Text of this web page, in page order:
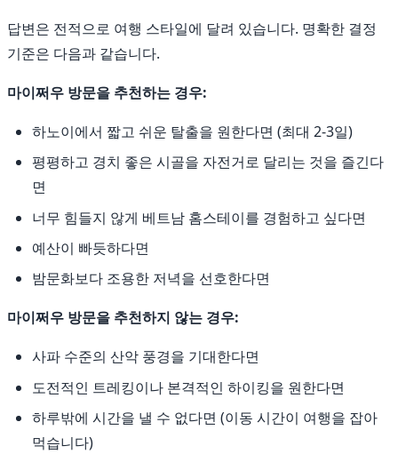
답변은 전적으로 여행 스타일에 달려 있습니다. 명확한 결정
기준은 다음과 같습니다.
마이쩌우 방문을 추천하는 경우:
하노이에서 짧고 쉬운 탈출을 원한다면 (최대 2-3일)
평평하고 경치 좋은 시골을 자전거로 달리는 것을 즐긴다
면
너무 힘들지 않게 베트남 홈스테이를 경험하고 싶다면
예산이 빠듯하다면
밤문화보다 조용한 저녁을 선호한다면
마이쩌우 방문을 추천하지 않는 경우:
사파 수준의 산악 풍경을 기대한다면
도전적인 트레킹이나 본격적인 하이킹을 원한다면
하루밖에 시간을 낼 수 없다면 (이동 시간이 여행을 잡아
먹습니다)